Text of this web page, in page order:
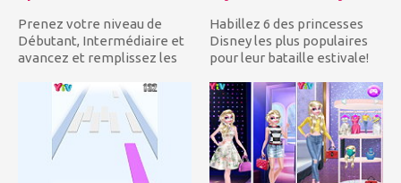
Prenez votre niveau de
Débutant, Intermédiaire et
avancez et remplissez les
Habillez 6 des princesses
Disney les plus populaires
pour leur bataille estivale!